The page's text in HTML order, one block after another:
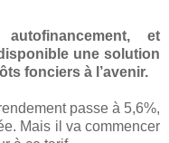
et
une solution
fonciers à l’avenir.
passe à 5,6%,
Mais il va commencer